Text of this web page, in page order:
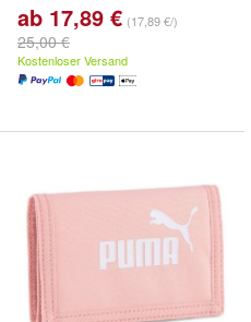
ab 17,89 € (17,89 €/)
25,00 €
Kostenloser Versand